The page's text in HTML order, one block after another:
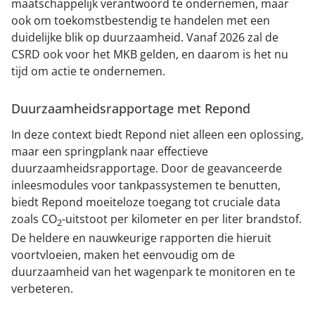
maatschappelijk verantwoord te ondernemen, maar
ook om toekomstbestendig te handelen met een
duidelijke blik op duurzaamheid. Vanaf 2026 zal de
CSRD ook voor het MKB gelden, en daarom is het nu
tijd om actie te ondernemen.
Duurzaamheidsrapportage met Repond
In deze context biedt Repond niet alleen een oplossing,
maar een springplank naar effectieve
duurzaamheidsrapportage. Door de geavanceerde
inleesmodules voor tankpassystemen te benutten,
biedt Repond moeiteloze toegang tot cruciale data
zoals CO2-uitstoot per kilometer en per liter brandstof.
De heldere en nauwkeurige rapporten die hieruit
voortvloeien, maken het eenvoudig om de
duurzaamheid van het wagenpark te monitoren en te
verbeteren.